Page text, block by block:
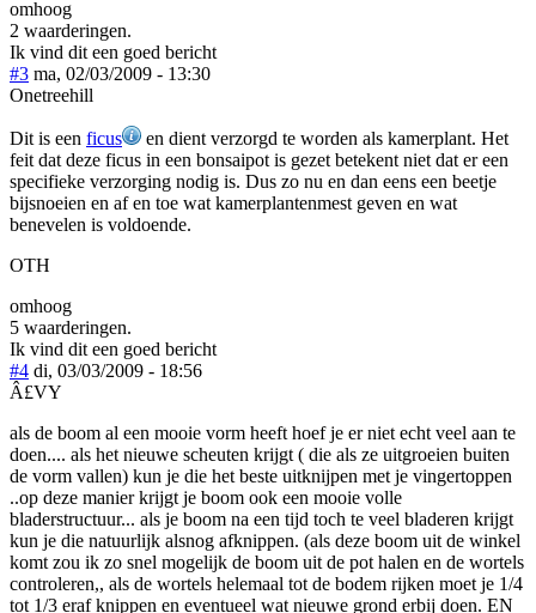
omhoog
2 waarderingen.
Ik vind dit een goed bericht
#3 ma, 02/03/2009 - 13:30
Onetreehill
Dit is een ficus
en dient verzorgd te worden als kamerplant. Het
feit dat deze ficus in een bonsaipot is gezet betekent niet dat er een
specifieke verzorging nodig is. Dus zo nu en dan eens een beetje
bijsnoeien en af en toe wat kamerplantenmest geven en wat
benevelen is voldoende.
OTH
omhoog
5 waarderingen.
Ik vind dit een goed bericht
#4 di, 03/03/2009 - 18:56
Â£VY
als de boom al een mooie vorm heeft hoef je er niet echt veel aan te
doen.... als het nieuwe scheuten krijgt ( die als ze uitgroeien buiten
de vorm vallen) kun je die het beste uitknijpen met je vingertoppen
..op deze manier krijgt je boom ook een mooie volle
bladerstructuur... als je boom na een tijd toch te veel bladeren krijgt
kun je die natuurlijk alsnog afknippen. (als deze boom uit de winkel
komt zou ik zo snel mogelijk de boom uit de pot halen en de wortels
controleren,, als de wortels helemaal tot de bodem rijken moet je 1/4
tot 1/3 eraf knippen en eventueel wat nieuwe grond erbij doen. EN